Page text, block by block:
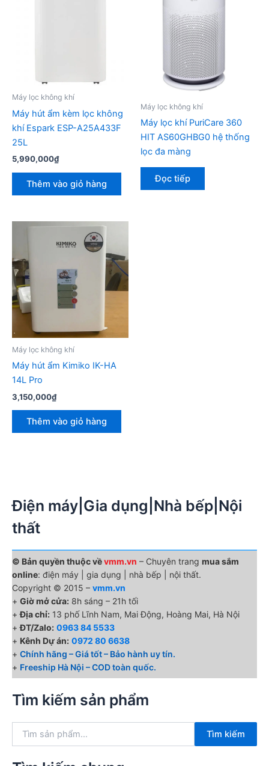
Máy lọc không khí
Máy hút ẩm kèm lọc không
khí Espark ESP-A25A433F
25L
5,990,000₫
Thêm vào giỏ hàng
Máy lọc không khí
Máy lọc khí PuriCare 360
HIT AS60GHBG0 hệ thống
lọc đa màng
Đọc tiếp
Máy lọc không khí
Máy hút ẩm Kimiko IK-HA
14L Pro
3,150,000₫
Thêm vào giỏ hàng
Điện máy|Gia dụng|Nhà bếp|Nội
thất
© Bản quyền thuộc vềvmm.vn – Chuyên trang mua sắm
online: điện máy | gia dụng | nhà bếp | nội thất.
Copyright © 2015 – vmm.vn
+ Giờ mở cửa: 8h sáng – 21h tối
+Địa chỉ: 13 phố Lĩnh Nam, Mai Động, Hoàng Mai, Hà Nội
+ĐT/Zalo: 0963 84 5533
+ Kênh Dự án: 0972 80 6638
+ Chính hãng – Giá tốt – Bảo hành uy tín.
+ Freeship Hà Nội – COD toàn quốc.
Tìm kiếm sản phẩm
k
Tìm kiếm